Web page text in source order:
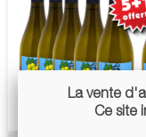
La vente
Ce site